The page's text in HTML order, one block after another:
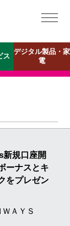
ス
デジタル製品・家
電
新規口座開
ーナスとキ
をプレゼン
ＡＹＳ